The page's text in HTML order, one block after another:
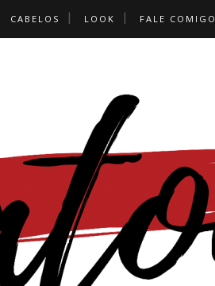
CABELOS LOOK FALE COMIGO